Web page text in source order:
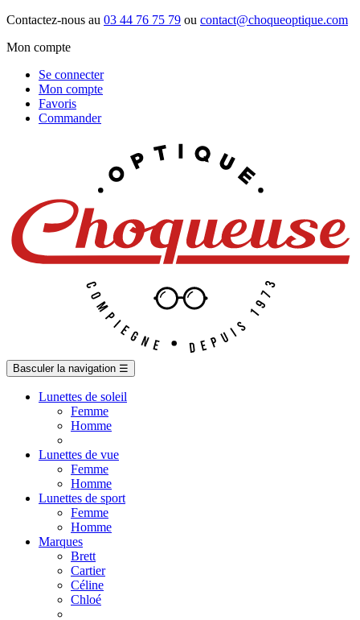
Contactez-nous au 03 44 76 75 79 ou contact@choqueoptique.com
Mon compte
Se connecter
Mon compte
Favoris
Commander
Basculer la navigation ☰
Lunettes de soleil
Femme
Homme
Lunettes de vue
Femme
Homme
Lunettes de sport
Femme
Homme
Marques
Brett
Cartier
Céline
Chloé